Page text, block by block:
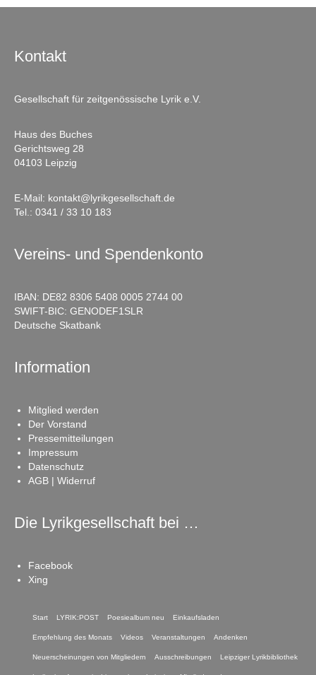
Kontakt
Gesellschaft für zeitgenössische Lyrik e.V.
Haus des Buches
Gerichtsweg 28
04103 Leipzig
E-Mail: kontakt@lyrikgesellschaft.de
Tel.: 0341 / 33 10 183
Vereins- und Spendenkonto
IBAN: DE82 8306 5408 0005 2744 00
SWIFT-BIC: GENODEF1SLR
Deutsche Skatbank
Information
Mitglied werden
Der Vorstand
Pressemitteilungen
Impressum
Datenschutz
AGB | Widerruf
Die Lyrikgesellschaft bei …
Facebook
Xing
Start LYRIK:POST Poesiealbum neu Einkaufsladen
Empfehlung des Monats Videos Veranstaltungen Andenken
Neuerscheinungen von Mitgliedern Ausschreibungen Leipziger Lyrikbibliothek